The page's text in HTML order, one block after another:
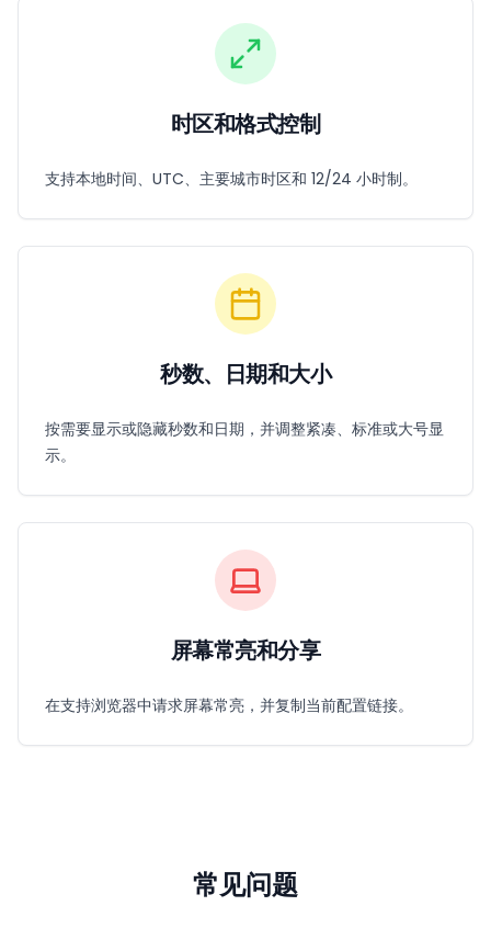
时区和格式控制
支持本地时间、UTC、主要城市时区和 12/24 小时制。
秒数、日期和大小
按需要显示或隐藏秒数和日期，并调整紧凑、标准或大号显
示。
屏幕常亮和分享
在支持浏览器中请求屏幕常亮，并复制当前配置链接。
常见问题